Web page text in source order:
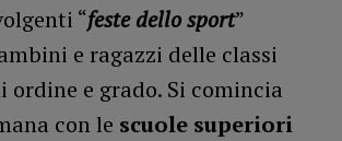
“feste dello sport”
e ragazzi delle classi
ordine e grado. Si comincia
con le scuole superiori